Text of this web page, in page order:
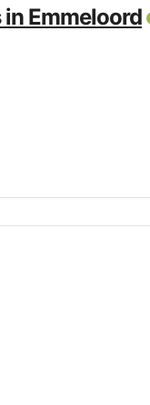
Emmeloord